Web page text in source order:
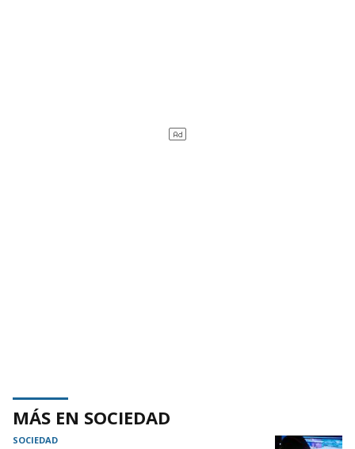
MÁS EN SOCIEDAD
SOCIEDAD